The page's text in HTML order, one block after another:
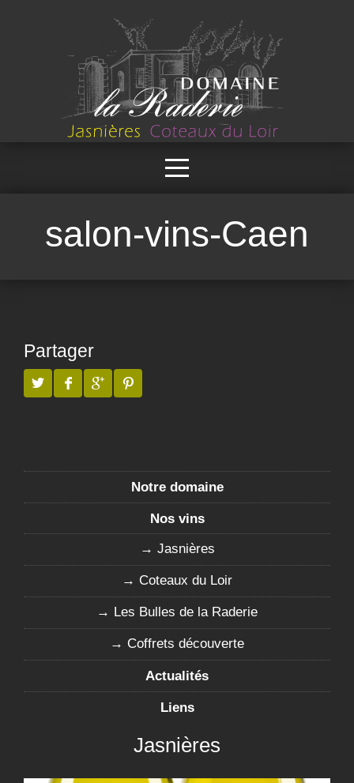
salon-vins-Caen
Partager
Notre domaine
Nos vins
Jasnières
Coteaux du Loir
Les Bulles de la Raderie
Coffrets découverte
Actualités
Liens
Jasnières